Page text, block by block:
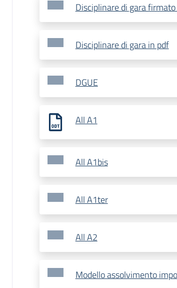
Disciplinare di gara
Disciplinare di gara in pdf
DGUE
All A1
All A1bis
All A1ter
All A2
Modello assolvimento